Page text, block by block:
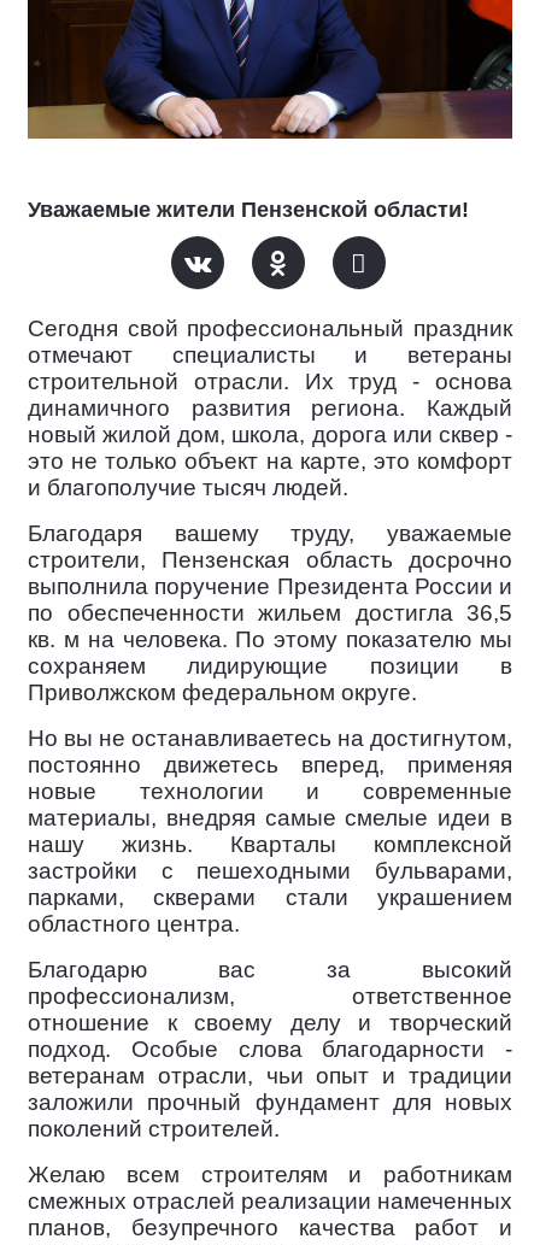
Уважаемые жители Пензенской области!
Сегодня свой профессиональный праздник
отмечают специалисты и ветераны
строительной отрасли. Их труд - основа
динамичного развития региона. Каждый
новый жилой дом, школа, дорога или сквер -
это не только объект на карте, это комфорт
и благополучие тысяч людей.
Благодаря вашему труду, уважаемые
строители, Пензенская область досрочно
выполнила поручение Президента России и
по обеспеченности жильем достигла 36,5
кв. м на человека. По этому показателю мы
сохраняем лидирующие позиции в
Приволжском федеральном округе.
Но вы не останавливаетесь на достигнутом,
постоянно движетесь вперед, применяя
новые технологии и современные
материалы, внедряя самые смелые идеи в
нашу жизнь. Кварталы комплексной
застройки с пешеходными бульварами,
парками, скверами стали украшением
областного центра.
Благодарю вас за высокий
профессионализм, ответственное
отношение к своему делу и творческий
подход. Особые слова благодарности -
ветеранам отрасли, чьи опыт и традиции
заложили прочный фундамент для новых
поколений строителей.
Желаю всем строителям и работникам
смежных отраслей реализации намеченных
планов, безупречного качества работ и